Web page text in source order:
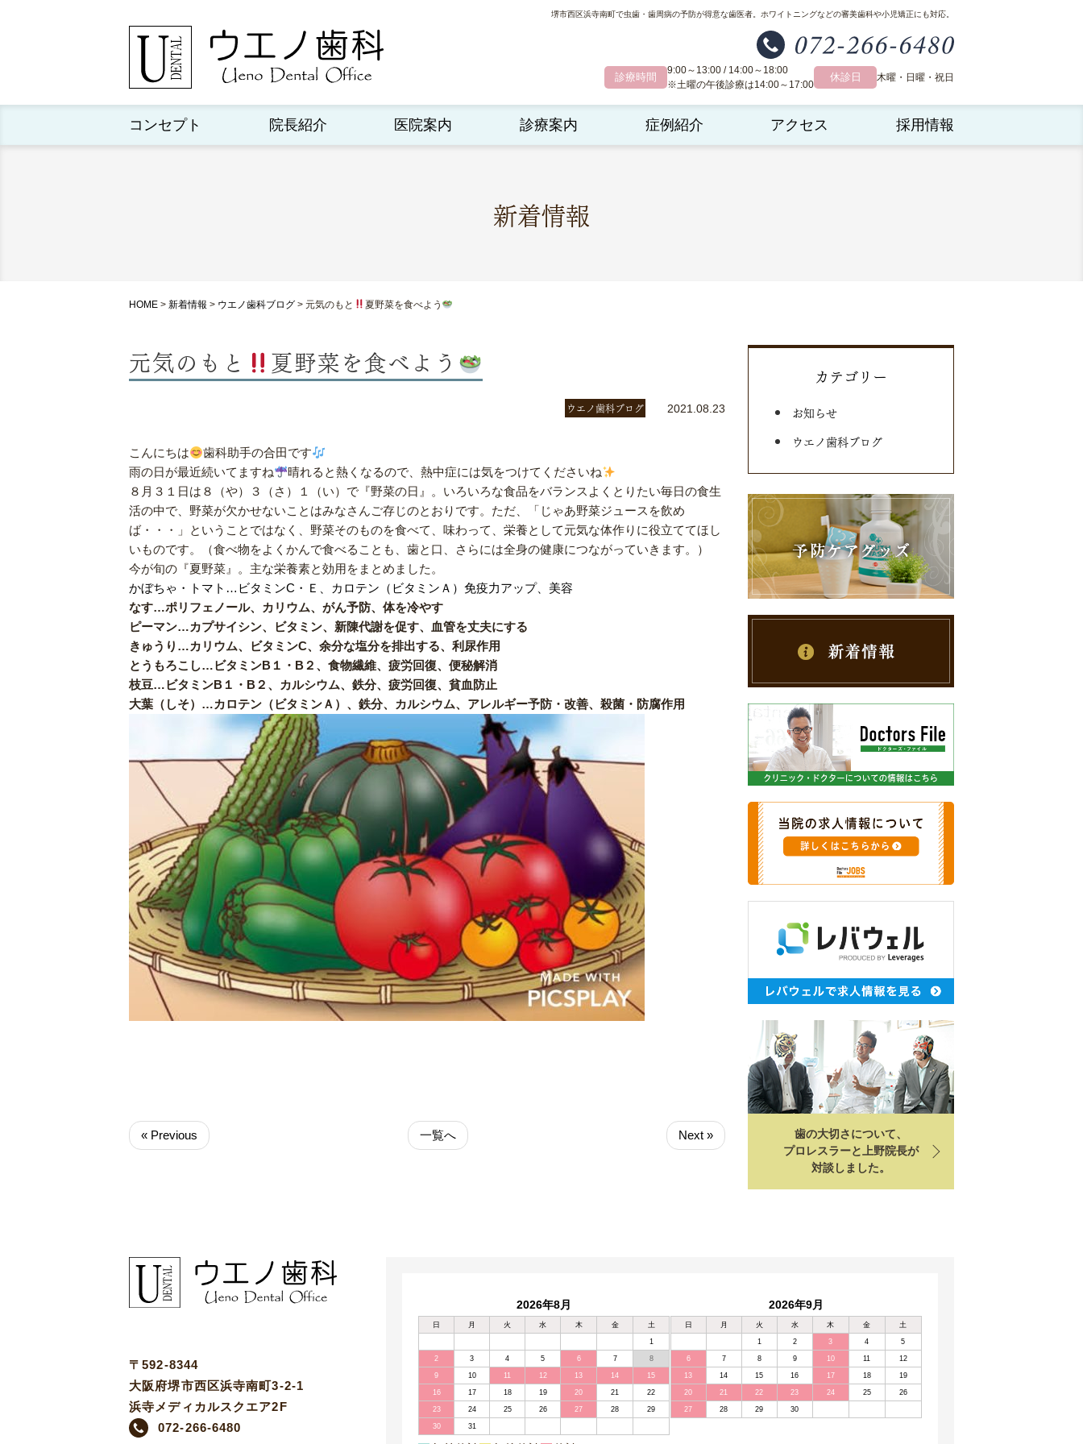
堺市西区浜寺南町で虫歯・歯周病の予防が得意な歯医者。 ホワイトニングなどの審美歯科や小児矯正にも対応。
診療時間
9:00～13:00 / 14:00～18:00
※土曜の午後診療は14:00～17:00
休診日 木曜・日曜・祝日
コンセプト 院長紹介 医院案内 診療案内 症例紹介 アクセス 採用情報
新着情報
HOME > 新着情報 > ウエノ歯科ブログ > 元気のもと 夏野菜を食べよう
元気のもと 夏野菜を食べよう
ウエノ歯科ブログ 2021.08.23
こんにちは
歯科助手の合田です
雨の日が最近続いてますね
晴れると熱くなるので、熱中症には気をつけてくださいね
８月３１日は８（や）３（さ）１（い）で『野菜の日』。いろいろな食品をバランスよくとりたい毎日の食生
活の中で、野菜が欠かせないことはみなさんご存じのとおりです。ただ、「じゃあ野菜ジュースを飲め
ば・・・」ということではなく、野菜そのものを食べて、味わって、栄養として元気な体作りに役立ててほし
いものです。（食べ物をよくかんで食べることも、歯と口、さらには全身の健康につながっていきます。）
今が旬の『夏野菜』。主な栄養素と効用をまとめました。
かぼちゃ・トマト…ビタミンC・Ｅ、カロテン（ビタミンＡ）免疫力アップ、美容
なす…ポリフェノール、カリウム、がん予防、体を冷やす
ピーマン…カプサイシン、ビタミン、新陳代謝を促す、血管を丈夫にする
きゅうり…カリウム、ビタミンC、余分な塩分を排出する、利尿作用
とうもろこし…ビタミンB１・B２、食物繊維、疲労回復、便秘解消
枝豆…ビタミンB１・B２、カルシウム、鉄分、疲労回復、貧血防止
大葉（しそ）…カロテン（ビタミンＡ）、鉄分、カルシウム、アレルギー予防・改善、殺菌・防腐作用
« Previous 一覧へ Next »
カテゴリー
お知らせ
ウエノ歯科ブログ
歯の大切さについて、
プロレスラーと上野院長が
対談しました。
2026年8月
日 月 火 水 木 金 土
1
2 3 4 5 6 7 8
9 10 11 12 13 14 15
16 17 18 19 20 21 22
23 24 25 26 27 28 29
30 31
2026年9月
日 月 火 水 木 金 土
1 2 3 4 5
6 7 8 9 10 11 12
13 14 15 16 17 18 19
20 21 22 23 24 25 26
27 28 29 30
〒592-8344
大阪府堺市西区浜寺南町3-2-1
浜寺メディカルスクエア2F
072-266-6480